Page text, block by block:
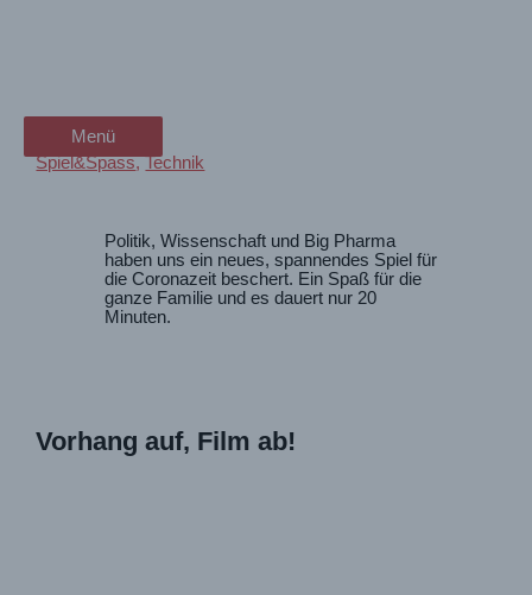
Menü
Menü
Spiel&Spass,Technik
Politik, Wissenschaft und Big Pharma
haben uns ein neues, spannendes Spiel für
die Coronazeit beschert. Ein Spaß für die
ganze Familie und es dauert nur 20
Minuten.
Vorhang auf, Film ab!